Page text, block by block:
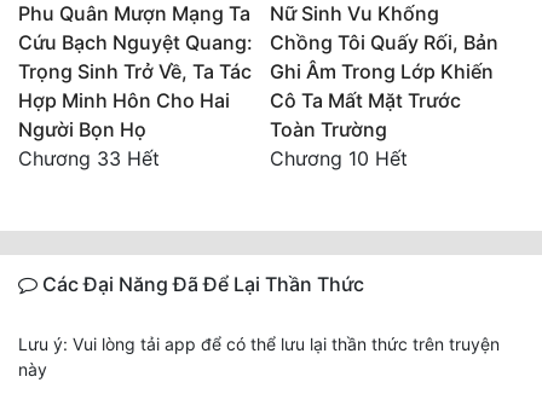
Phu Quân Mượn Mạng Ta
Cứu Bạch Nguyệt Quang:
Trọng Sinh Trở Về, Ta Tác
Hợp Minh Hôn Cho Hai
Người Bọn Họ
Chương 33 Hết
Nữ Sinh Vu Khống
Chồng Tôi Quấy Rối, Bản
Ghi Âm Trong Lớp Khiến
Cô Ta Mất Mặt Trước
Toàn Trường
Chương 10 Hết
Các Đại Năng Đã Để Lại Thần Thức
Lưu ý: Vui lòng tải app để có thể lưu lại thần thức trên truyện
này